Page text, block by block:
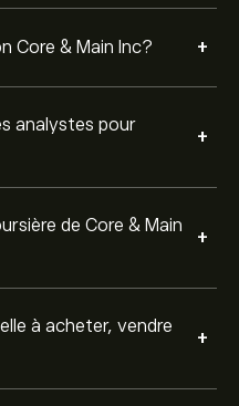
Core & Main Inc? +
analystes pour
+
de Core & Main
+
à acheter, vendre
+